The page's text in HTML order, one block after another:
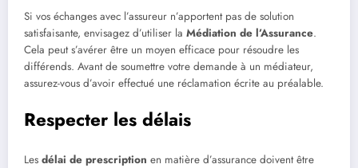
Si vos échanges avec l’assureur n’apportent pas de solution
satisfaisante, envisagez d’utiliser la Médiation de l’Assurance.
Cela peut s’avérer être un moyen efficace pour résoudre les
différends. Avant de soumettre votre demande à un médiateur,
assurez-vous d’avoir effectué une réclamation écrite au préalable.
Respecter les délais
Les délai de prescription en matière d’assurance doivent être